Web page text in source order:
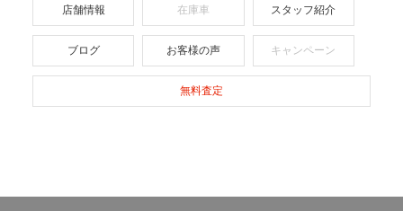
店舗情報 在庫車 スタッフ紹介
ブログ お客様の声 キャンペーン
無料査定